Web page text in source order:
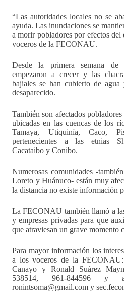
“Las autoridades locales no se
ayuda. Las inundaciones se
a morir pobladores por efectos del
voceros de la FECONAU.
Desde la primera semana de
empezaron a crecer y las
bajiales se han cubierto de agua
desaparecido.
También son afectados
ubicadas en las cuencas de los
Tamaya, Utiquinía, Caco,
pertenecientes a las etnias
Cacataibo y Conibo.
Numerosas comunidades -
Loreto y Huánuco- están muy
la distancia no existe información
La FECONAU también llamó a
y empresas privadas para que
que atraviesan un grave momento
Para mayor información los
a los voceros de la
Canayo y Ronald Suárez
538514, 961-844596 y
ronintsoma@gmail.com y